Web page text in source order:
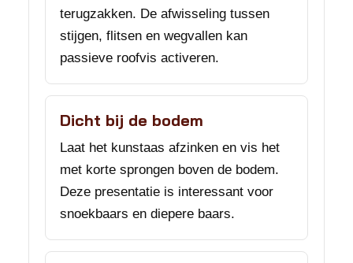
terugzakken. De afwisseling tussen
stijgen, flitsen en wegvallen kan
passieve roofvis activeren.
Dicht bij de bodem
Laat het kunstaas afzinken en vis het
met korte sprongen boven de bodem.
Deze presentatie is interessant voor
snoekbaars en diepere baars.